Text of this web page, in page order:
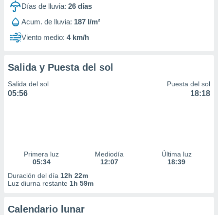
Días de lluvia: 26 días
Acum. de lluvia: 187 l/m²
Viento medio: 4 km/h
Salida y Puesta del sol
Salida del sol
05:56
Puesta del sol
18:18
Primera luz
05:34
Mediodía
12:07
Última luz
18:39
Duración del día 12h 22m
Luz diurna restante 1h 59m
Calendario lunar